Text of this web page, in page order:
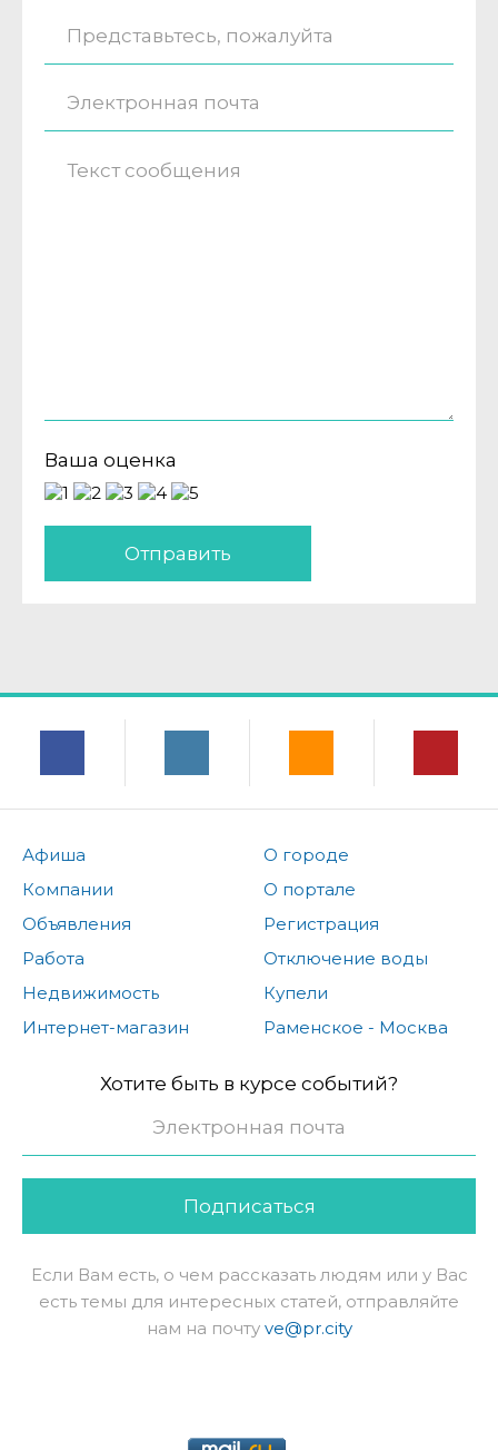
Ваша оценка
Отправить
Афиша
Компании
Объявления
Работа
Недвижимость
Интернет-магазин
О городе
О портале
Регистрация
Отключение воды
Купели
Раменское - Москва
Хотите быть в курсе событий?
Подписаться
Если Вам есть, о чем рассказать людям или у Вас
есть темы для интересных статей, отправляйте
нам на почту ve@pr.city